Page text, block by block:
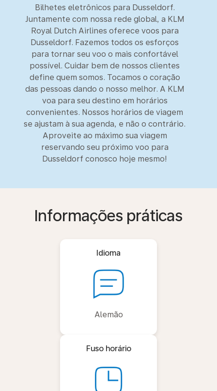
Bilhetes eletrônicos para Dusseldorf.
Juntamente com nossa rede global, a KLM
Royal Dutch Airlines oferece voos para
Dusseldorf. Fazemos todos os esforços
para tornar seu voo o mais confortável
possível. Cuidar bem de nossos clientes
define quem somos. Tocamos o coração
das pessoas dando o nosso melhor. A KLM
voa para seu destino em horários
convenientes. Nossos horários de viagem
se ajustam à sua agenda, e não o contrário.
Aproveite ao máximo sua viagem
reservando seu próximo voo para
Dusseldorf conosco hoje mesmo!
Informações práticas
Idioma
Alemão
Fuso horário